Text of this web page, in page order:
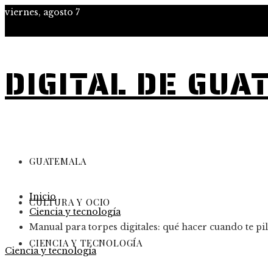
viernes, agosto 7
DIGITAL DE
GUATEMALA
CULTURA Y OCIO
CIENCIA Y TECNOLOGÍA
Inicio
Ciencia y tecnología
Manual para torpes digitales: qué hacer cuando te
Ciencia y tecnología